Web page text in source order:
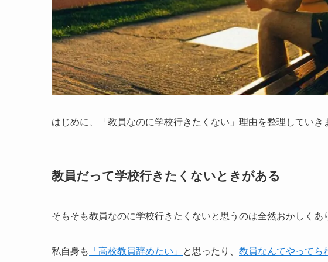
はじめに、「教員なのに学校行きたくない」理由を整理していき
教員だって学校行きたくないときがある
そもそも教員なのに学校行きたくないと思うのは全然おかしくあ
私自身も 「高校教員辞めたい」 と思ったり、 教員なんてやってら